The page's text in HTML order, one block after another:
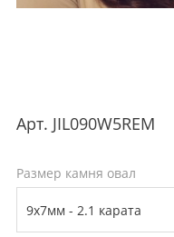
Арт. JIL090W5REM
Размер камня овал